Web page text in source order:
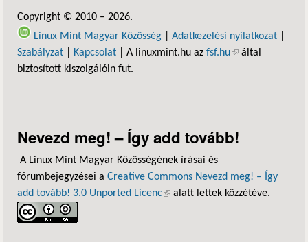
Copyright © 2010 – 2026.
Linux Mint Magyar Közösség
Adatkezelési nyilatkozat
Szabályzat
Kapcsolat | A linuxmint.hu az fsf.hu(külső hivatkozás)
által
biztosított kiszolgálóin fut.
Nevezd meg! – Így add tovább!
A Linux Mint Magyar Közösségének írásai és
fórumbejegyzései a Creative Commons Nevezd meg! – Így
add tovább! 3.0 Unported Licenc(külső hivatkozás)
alatt lettek közzétéve.